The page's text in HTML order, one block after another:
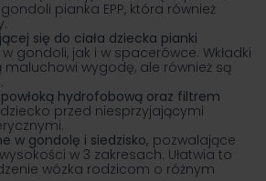
pianka EPP, która również
się do ciała dziecka pianki
gondoli, jak i w spacerówce. Wkładki
maluchowi wygodę, ale również są
hydrofobową oraz filtrem
przed niesprzyjającymi
w gondolę i siedzisko, pozwalające
w 3 zakresach. Ułatwia to
wózka rodzicom o różnym